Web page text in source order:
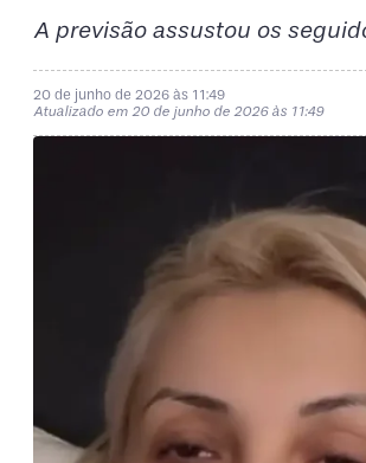
A previsão assustou os
20 de junho de 2026 às 11:49
Atualizado em 20 de junho de 2026 às 11:49